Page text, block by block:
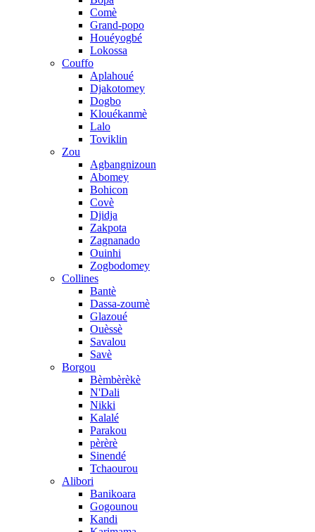
Comè
Grand-popo
Houéyogbé
Lokossa
Couffo
Aplahoué
Djakotomey
Dogbo
Klouékanmè
Lalo
Toviklin
Zou
Agbangnizoun
Abomey
Bohicon
Covè
Djidja
Zakpota
Zagnanado
Ouinhi
Zogbodomey
Collines
Bantè
Dassa-zoumè
Glazoué
Ouèssè
Savalou
Savè
Borgou
Bèmbèrèkè
N'Dali
Nikki
Kalalé
Parakou
pèrèrè
Sinendé
Tchaourou
Alibori
Banikoara
Gogounou
Kandi